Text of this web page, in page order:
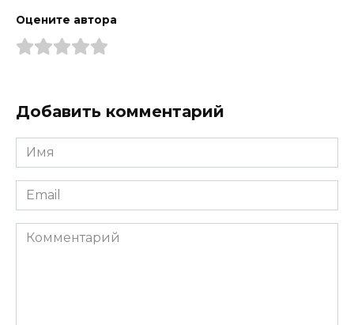
Оцените автора
Добавить комментарий
Имя
*
Email
*
Комментарий